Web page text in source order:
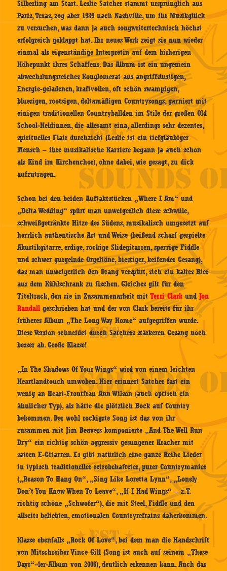
Silberling am Start. Leslie Satcher stammt ursprünglich aus
Paris, Texas, zog aber 1989 nach Nashville, um ihr Musikglück
zu versuchen, was dann ja auch songwritertechnisch höchst
erfolgreich geklappt hat. Ihr neues Werk zeigt sie nun wieder
einmal als eigenständige Interpretin auf dem bisherigen
Höhepunkt ihres Schaffens. Das Album ist ein ungemein
abwechslungsreiches Konglomerat aus angriffslustigen,
Energie-geladenen, kraftvollen, oft schön swampigen,
bluesigen, rootsigen, deltamäßigen Countrysongs, garniert mit
einigen traditionellen Countryballden im Stile der großen Old
School-Heldinnen, die allesamt eina, allerdings sehr dezentes,
spirituelles Flair durchzieht (Leslie ist ein tiefgläubiger
Mensch – ihre musikalische Karriere begann ja auch schon
als Kind im Kirchenchor), ohne dabei, wie gesagt, zu dick
aufzutragen.
Schon bei den beiden Auftaktstücken „Where I Am“ und
„Delta Wedding“ spürt man unweigerlich diese schwüle,
schweißgetränkte Hitze des Südens, musikalisch umgesetzt auf
herrlich authentische Art und Weise (beißend scharf gespielte
Akustikgitarre, erdige, rockige Slidegitarren, sperrige Fiddle
und schwer gurgelnde Orgeltöne, biestiger, keifender Gesang),
das man unweigerlich den Drang verspürt, sich ein kaltes Bier
aus dem Kühlschrank zu fischen. Gleiches gilt für den
Titeltrack, den sie in Zusammenarbeit mitTerri Clark undJon
Randall geschrieben hat und der von Clark bereits für ihr
früheres Album „The Long Way Home“ aufgegriffen wurde.
Diese Version schneidet durch Satchers stärkeren Gesang noch
besser ab. Große Klasse!
„In The Shadows Of Your Wings“ wird von einem leichten
Heartlandtouch umwoben. Hier erinnert Satcher fast ein
wenig an Heart-Frontfrau Ann Wilson (auch optisch ein
ähnlicher Typ), als hätte die plötzlich Bock auf Country
bekommen. Der wohl rockigste Song ist das von ihr
zusammen mit Jim Beavers komponierte „And The Well Run
Dry“ ein richtig schön aggressiv gesungener Kracher mit
satten E-Gitarren. Es gibt natürlich eine ganze Reihe Lieder
in typisch traditioneller retrobehafteter, purer Countrymanier
(„Reason To Hang On“, „Sing Like Loretta Lynn“, „Lonely
Don’t You Know When To Leave“, „If I Had Wings“ – z.T.
richtig schöne „Schwofer“), die mit Steel, Fiddle und den
allseits beliebten, emotionalen Countryrefrains daherkommen.
Klasse ebenfalls „Rock Of Love“, bei dem man die Handschrift
von Mitschreiber Vince Gill (Song ist auch auf seinem „These
Days“-4er-Album von 2006), deutlich erkennen kann. Auch das